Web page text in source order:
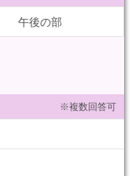
午後の部
※複数回答可